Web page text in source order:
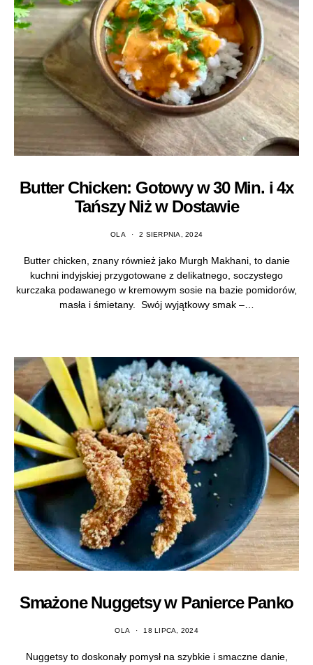
Butter Chicken: Gotowy w 30 Min. i 4x
Tańszy Niż w Dostawie
OLA 2 SIERPNIA, 2024
Butter chicken, znany również jako Murgh Makhani, to danie
kuchni indyjskiej przygotowane z delikatnego, soczystego
kurczaka podawanego w kremowym sosie na bazie pomidorów,
masła i śmietany. Swój wyjątkowy smak –…
Smażone Nuggetsy w Panierce Panko
OLA 18 LIPCA, 2024
Nuggetsy to doskonały pomysł na szybkie i smaczne danie,